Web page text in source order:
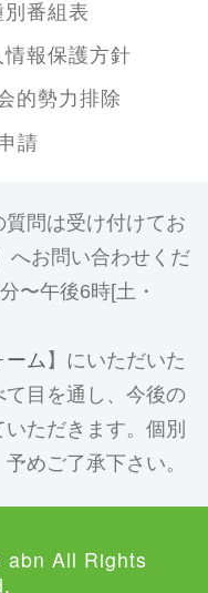
別番組表
情報保護方針
的勢力排除
請
問は受け付けてお
へお問い合わせくだ
〜午後6時[土・
ーム】にいただいた
目を通し、今後の
ただきます。個別
めご了承下さい。
All Rights